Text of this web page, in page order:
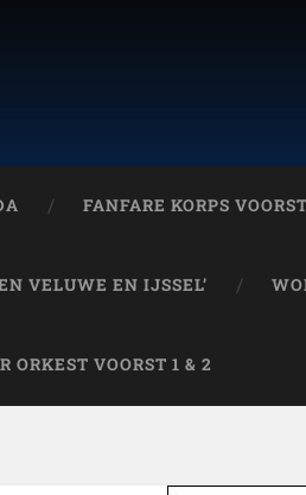
FANFARE KORPS VOORST
VELUWE EN IJSSEL’
ORKEST VOORST 1 & 2